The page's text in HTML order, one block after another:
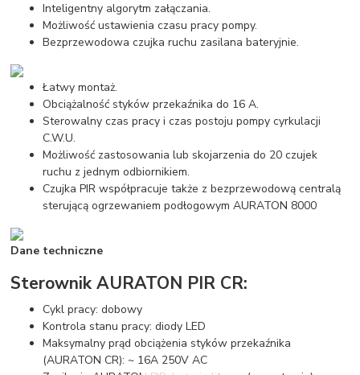
Inteligentny algorytm załączania.
Możliwość ustawienia czasu pracy pompy.
Bezprzewodowa czujka ruchu zasilana bateryjnie.
Łatwy montaż.
Obciążalność styków przekaźnika do 16 A.
Sterowalny czas pracy i czas postoju pompy cyrkulacji
C.W.U.
Możliwość zastosowania lub skojarzenia do 20 czujek
ruchu z jednym odbiornikiem.
Czujka PIR współpracuje także z bezprzewodową centralą
sterującą ogrzewaniem podłogowym AURATON 8000
Dane techniczne
Sterownik AURATON PIR CR:
Cykl pracy: dobowy
Kontrola stanu pracy: diody LED
Maksymalny prąd obciążenia styków przekaźnika
(AURATON CR): ~ 16A 250V AC